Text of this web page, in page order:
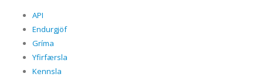
API
Endurgjöf
Gríma
Yfirfærsla
Kennsla